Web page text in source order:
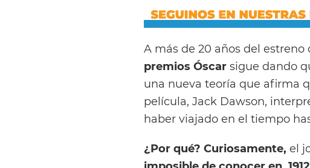
A más de 20 años del estreno
premios Óscar sigue dando
una nueva teoría que afirma
película, Jack Dawson,
haber viajado en el tiempo
¿Por qué? Curiosamente, el